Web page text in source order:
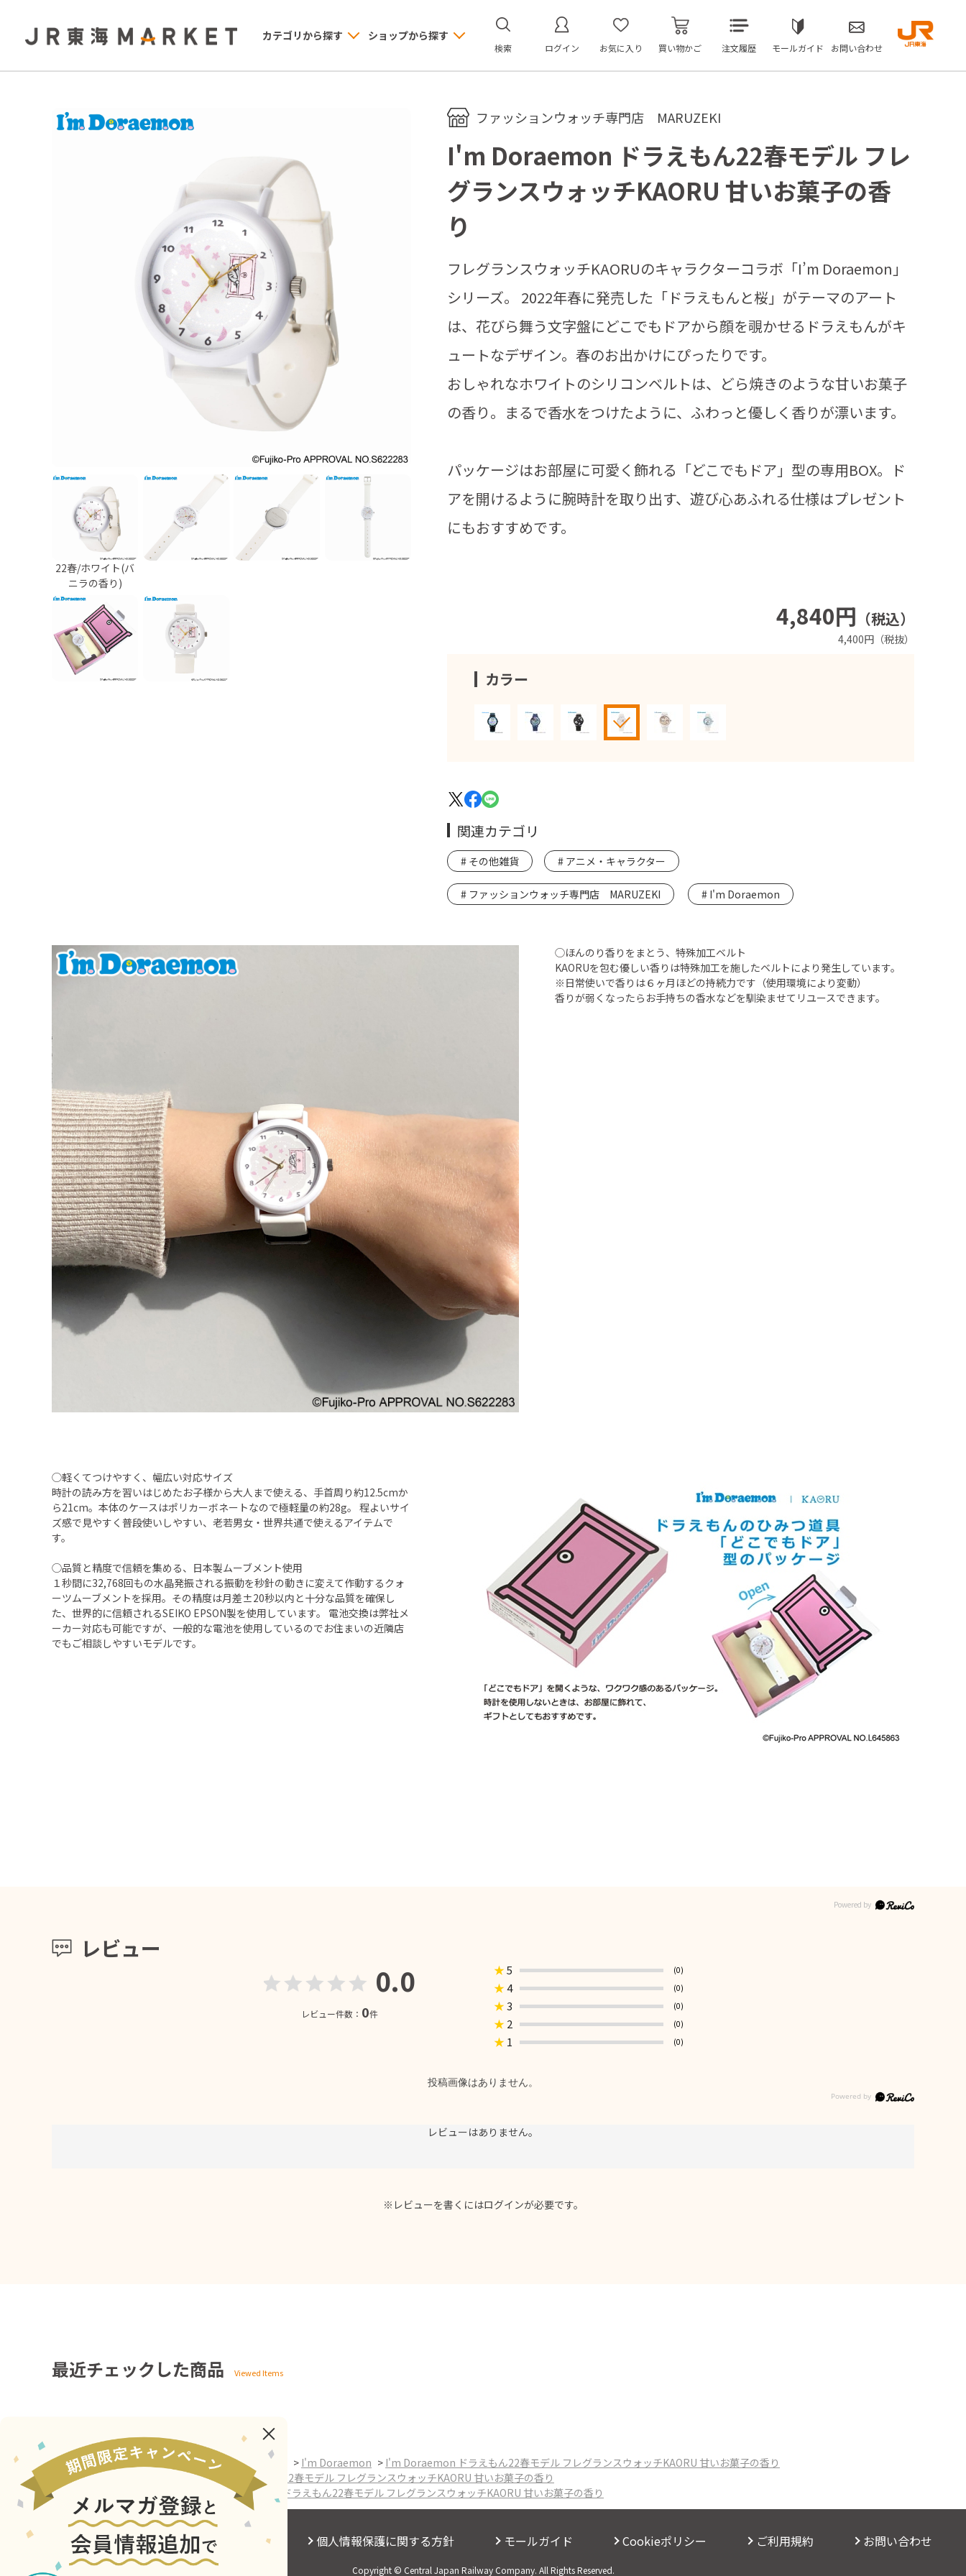
カテゴリから探す ショップから探す
検索 ログイン お気に入り 買い物かご 注文履歴 モールガイド お問い合わせ
22春/ホワイト(バ
ニラの香り)
ファッションウォッチ専門店 MARUZEKI
I'm Doraemon ドラえもん22春モデル フレ
グランスウォッチKAORU 甘いお菓子の香
り
4,840円 （税込）
4,400円（税抜）
カラー
フレグランスウォッチKAORUのキャラクターコラボ「I’m Doraemon」
シリーズ。 2022年春に発売した「ドラえもんと桜」がテーマのアート
は、花びら舞う文字盤にどこでもドアから顔を覗かせるドラえもんがキ
ュートなデザイン。春のお出かけにぴったりです。
おしゃれなホワイトのシリコンベルトは、どら焼きのような甘いお菓子
の香り。まるで香水をつけたように、ふわっと優しく香りが漂います。
パッケージはお部屋に可愛く飾れる「どこでもドア」型の専用BOX。ド
アを開けるように腕時計を取り出す、遊び心あふれる仕様はプレゼント
にもおすすめです。
関連カテゴリ
その他雑貨 アニメ・キャラクター
ファッションウォッチ専門店 MARUZEKI I'm Doraemon
◯ほんのり香りをまとう、特殊加工ベルト
KAORUを包む優しい香りは特殊加工を施したベルトにより発生しています。
※日常使いで香りは６ヶ月ほどの持続力です（使用環境により変動）
香りが弱くなったらお手持ちの香水などを馴染ませてリユースできます。
◯軽くてつけやすく、幅広い対応サイズ
時計の読み方を習いはじめたお子様から大人まで使える、手首周り約12.5cmか
ら21cm。本体のケースはポリカーボネートなので極軽量の約28g。 程よいサイ
ズ感で見やすく普段使いしやすい、老若男女・世界共通で使えるアイテムで
す。
◯品質と精度で信頼を集める、日本製ムーブメント使用
１秒間に32,768回もの水晶発振される振動を秒針の動きに変えて作動するクォ
ーツムーブメントを採用。その精度は月差±20秒以内と十分な品質を確保し
た、世界的に信頼されるSEIKO EPSON製を使用しています。 電池交換は弊社メ
ーカー対応も可能ですが、一般的な電池を使用しているのでお住まいの近隣店
でもご相談しやすいモデルです。
レビュー
0.0
レビュー件数： 0件
★5 (0)
★4 (0)
★3 (0)
★ 2 (0)
★ 1 (0)
投稿画像はありません。
レビューはありません。
※レビューを書くにはログインが必要です。
最近チェックした商品
ホーム >ファッションウォッチ専門店 MARUZEKI > I'm Doraemon > I'm Doraemon ドラえもん22春モデル フレグランスウォッチKAORU 甘いお菓子の香り
ホーム >その他雑貨
I'm Doraemon ドラえもん22春モデル フレグランスウォッチKAORU 甘いお菓子の香り
ホーム
アニメ・キャラクター I'm Doraemon ドラえもん22春モデル フレグランスウォッチKAORU 甘いお菓子の香り
会社概要 サイトご利用にあたって 個人情報保護に関する方針 モールガイド Cookieポリシー ご利用規約 お問い合わせ
Copyright © Central Japan Railway Company. All Rights Reserved.